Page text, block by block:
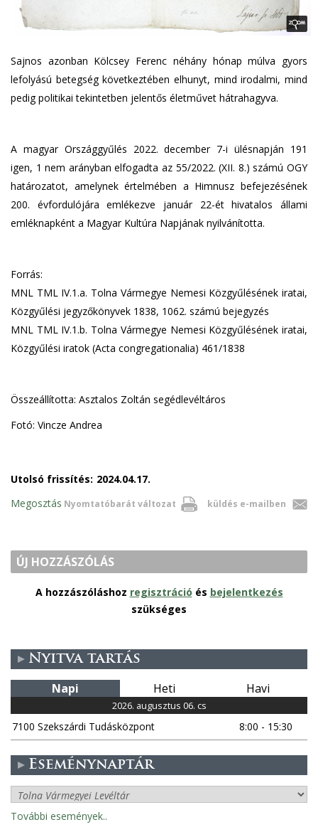
Sajnos azonban Kölcsey Ferenc néhány hónap múlva gyors
lefolyású betegség következtében elhunyt, mind irodalmi, mind
pedig politikai tekintetben jelentős életművet hátrahagyva.
A magyar Országgyűlés 2022. december 7-i ülésnapján 191
igen, 1 nem arányban elfogadta az 55/2022. (XII. 8.) számú OGY
határozatot, amelynek értelmében a Himnusz befejezésének
200. évfordulójára emlékezve január 22-ét hivatalos állami
emléknapként a Magyar Kultúra Napjának nyilvánította.
Forrás:
MNL TML IV.1.a. Tolna Vármegye Nemesi Közgyűlésének iratai,
Közgyűlési jegyzőkönyvek 1838, 1062. számú bejegyzés
MNL TML IV.1.b. Tolna Vármegye Nemesi Közgyűlésének iratai,
Közgyűlési iratok (Acta congregationalia) 461/1838
Összeállította: Asztalos Zoltán segédlevéltáros
Fotó: Vincze Andrea
Utolsó frissítés: 2024.04.17.
Nyomtatóbarát változat küldés e-mailben
Megosztás
ÚJ HOZZÁSZÓLÁS
A hozzászóláshoz regisztráció és bejelentkezés
szükséges
Nyitva tartás
Napi Heti Havi
2026. augusztus 06. cs
7100 Szekszárdi Tudásközpont 8:00 - 15:30
Eseménynaptár
További események..